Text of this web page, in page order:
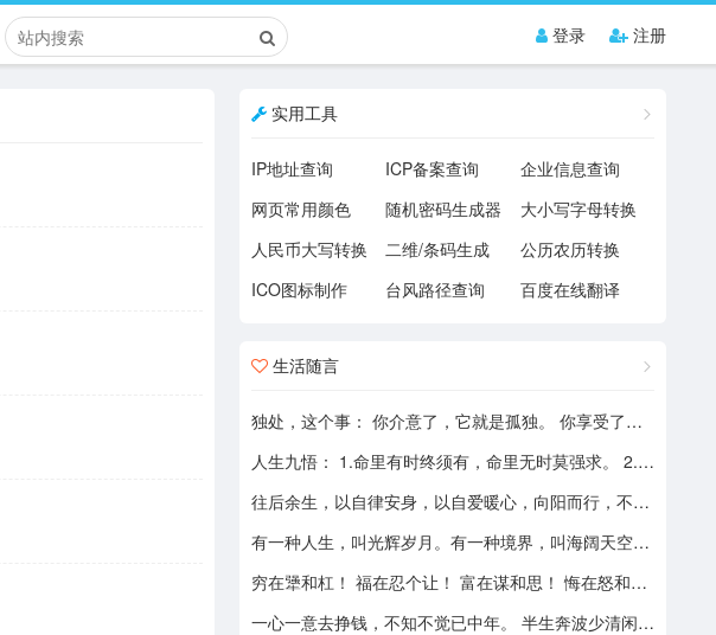
登录 注册
实用工具
IP地址查询 ICP备案查询
企业信息查询
网页常用颜色
随机密码生成器
大小写字母转换
人民币大写转换
二维/条码生成
公历农历转换
ICO图标制作
台风路径查询 百度在线翻译
生活随言
独处，这个事： 你介意了，它就是孤独。 你享受了，它就是自由。
人生九悟： 1.命里有时终须有，命里无时莫强求。 2.世上本无事槦人自扰之。 3.睡前原谅一切，醒来不问过往。 4.平安健康是财富，无病无灾。 5.人心换人心，换不来就转身。 6.看破不说破，看透不说透。 7.得意时看淡，失意时看开。 8.知足常乐，一切随缘。 9.人生本过客，何须执着。
往后余生，以自律安身，以自爱暖心，向阳而行，不负自己，活成自己喜欢的模样！
有一种人生，叫光辉岁月。有一种境界，叫海阔天空。有一种心态，叫不可一世。 有一种亲情，叫真的爱你。有一种乡音，叫农民。 有一种爱情，叫喜欢你。 有一种路途，叫灰色轨迹。 有一种知己，叫情人。有一种情结，叫长城。 有一种和平，叫AMANI。 有一种行动，叫不再犹豫。 有一种父爱，叫大地。有一种孤独，叫冷雨夜。 有一种伤心，叫无尽空虚。 有一种无奈，叫岁月无声。有一种信仰，叫再见理想。有一种童真，叫月光光。有一种力量，叫冲开一切。有一种坚强，叫午夜怨曲。有一种感慨，叫谁伴我闯荡。 有一种坦然，叫无悔这一生。有一种思念，叫遥望。有一个歌手，叫黄家驹。 有一支乐队，叫BEYOND。三十多年，一晃而过！精神永留心间，致敬家驹！！
穷在犟和杠！ 福在忍个让！ 富在谋和思！ 悔在怒和狂！
一心一意去挣钱，不知不觉已中年。 半生奔波少清闲，午夜孤枕难入眠。 青山不老我不闲，一生忙碌为油盐。 风风雨雨几十载，转眼黄土埋胸前。 我笑青山颜不变，青山笑我已暮年。 如牛到老不得闲，得闲已与山共眠。 半生风雨半生寒，一杯浊酒敬流年。 回首过往半生路，七分酸楚三分甜。 岁月赠我两鬓霜，红尘赐我一身伤。 尝遍人间千般苦，颜衰依旧笑夕阳。